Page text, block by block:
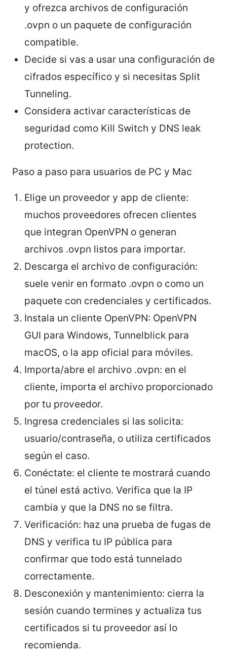
y ofrezca archivos de configuración
.ovpn o un paquete de configuración
compatible.
Decide si vas a usar una configuración de
cifrados específico y si necesitas Split
Tunneling.
Considera activar características de
seguridad como Kill Switch y DNS leak
protection.
Paso a paso para usuarios de PC y Mac
Elige un proveedor y app de cliente:
muchos proveedores ofrecen clientes
que integran OpenVPN o generan
archivos .ovpn listos para importar.
Descarga el archivo de configuración:
suele venir en formato .ovpn o como un
paquete con credenciales y certificados.
Instala un cliente OpenVPN: OpenVPN
GUI para Windows, Tunnelblick para
macOS, o la app oficial para móviles.
Importa/abre el archivo .ovpn: en el
cliente, importa el archivo proporcionado
por tu proveedor.
Ingresa credenciales si las solicita:
usuario/contraseña, o utiliza certificados
según el caso.
Conéctate: el cliente te mostrará cuando
el túnel está activo. Verifica que la IP
cambia y que la DNS no se filtra.
Verificación: haz una prueba de fugas de
DNS y verifica tu IP pública para
confirmar que todo está tunnelado
correctamente.
Desconexión y mantenimiento: cierra la
sesión cuando termines y actualiza tus
certificados si tu proveedor así lo
recomienda.